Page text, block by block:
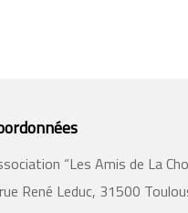
“Les Amis de La
René Leduc, 31500